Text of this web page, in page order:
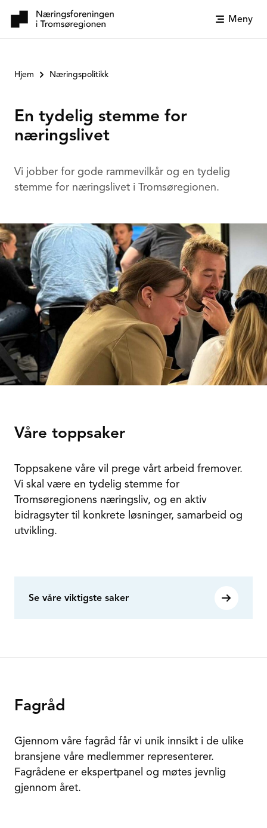
Meny
Hjem Næringspolitikk
En tydelig stemme for
næringslivet
Vi jobber for gode rammevilkår og en tydelig
stemme for næringslivet i Tromsøregionen.
Våre toppsaker
Toppsakene våre vil prege vårt arbeid fremover.
Vi skal være en tydelig stemme for
Tromsøregionens næringsliv, og en aktiv
bidragsyter til konkrete løsninger, samarbeid og
utvikling.
Se våre viktigste saker
Fagråd
Gjennom våre fagråd får vi unik innsikt i de ulike
bransjene våre medlemmer representerer.
Fagrådene er ekspertpanel og møtes jevnlig
gjennom året.